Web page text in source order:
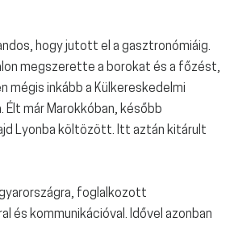
hogy jutott el a gasztronómiáig.
megszerette a borokat és a főzést,
mégis inkább a Külkereskedelmi
már Marokkóban, később
Lyonba költözött. Itt aztán kitárult
foglalkozott
és kommunikációval. Idővel azonban